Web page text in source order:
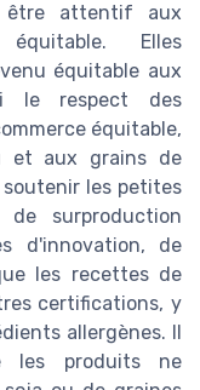
être attentif aux
Elles
équitable aux
le respect des
équitable,
et aux grains de
les petites
surproduction
d'innovation, de
les recettes de
certifications, y
allergènes. Il
les produits ne